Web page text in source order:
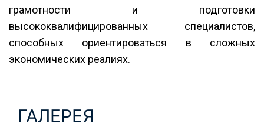
грамотности и подготовки
высококвалифицированных специалистов,
способных ориентироваться в сложных
экономических реалиях.
ГАЛЕРЕЯ